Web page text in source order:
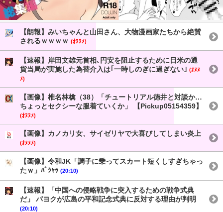
【朗報】みいちゃんと山田さん、大物漫画家たちから絶賛
されるｗｗｗｗ (ｵﾇﾇﾒ)
【速報】岸田文雄元首相､円安を阻止するために日米の通
貨当局が実施した為替介入は｢一時しのぎに過ぎない｣ (ｵﾇﾇ
ﾒ)
【画像】椎名林檎（38）「チュートリアル徳井と対談か…
ちょっとセクシーな服着ていくか」 【Pickup05154359】
(ｵﾇﾇﾒ)
【画像】カノカリ女、サイゼリヤで大喜びしてしまい炎上
(ｵﾇﾇﾒ)
【画像】令和JK「調子に乗ってスカート短くしすぎちゃっ
たｗ」ﾊﾟｼｬｯ (20:10)
【速報】「中国への侵略戦争に突入するための戦争式典
だ」 パヨクが広島の平和記念式典に反対する理由が判明
(20:10)